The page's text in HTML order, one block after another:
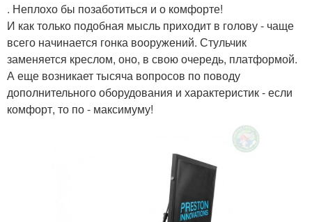
. Неплохо бы позаботиться и о комфорте!
И как только подобная мысль приходит в голову - чаще
всего начинается гонка вооружений. Стульчик
заменяется креслом, оно, в свою очередь, платформой.
А еще возникает тысяча вопросов по поводу
дополнительного оборудования и характеристик - если
комфорт, то по - максимуму!